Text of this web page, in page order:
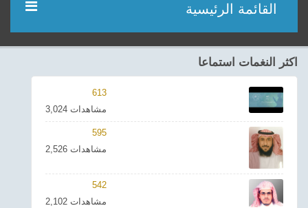
القائمة الرئيسية
مؤديين
شعر
اناشيد
ادعية
احدث الفيديوهات
اكثر النغمات استماعا
613
3,024 مشاهدات
595
2,526 مشاهدات
542
2,102 مشاهدات